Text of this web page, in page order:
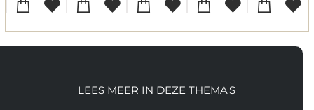
LEES MEER IN DEZE THEMA'S